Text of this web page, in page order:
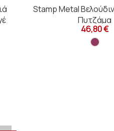
Stamp Metal
Πυτζάμα
46,80 €